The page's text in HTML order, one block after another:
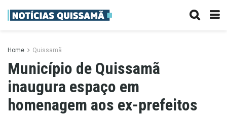
Home Quissamã
Município de Quissamã
inaugura espaço em
homenagem aos ex-prefeitos